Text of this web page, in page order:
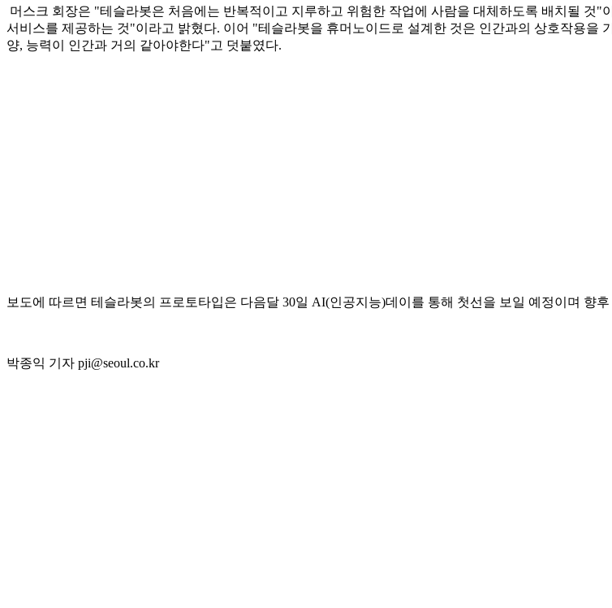
머스크 회장은 "테슬라봇은 처음에는 반복적이고 지루하고 위험한 작업에 사람을 대체하도록 배치될 것
서비스를 제공하는 것"이라고 밝혔다. 이어 "테슬라봇을 휴머노이드로 설계한 것은 인간과의 상호작용을
양, 능력이 인간과 거의 같아야한다"고 덧붙였다.
보도에 따르면 테슬라봇의 프로토타입은 다음달 30일 AI(인공지능)데이를 통해 첫선을 보일 예정이며 향
박종익 기자 pji@seoul.co.kr